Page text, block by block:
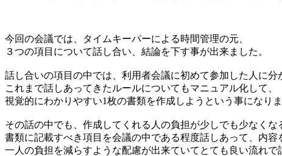
今回の会議では、タイムキーパーによる時間管理の元、
３つの項目について話し合い、結論を下す事が出来ました。
話し合いの項目の中では、利用者会議に初めて参加した人に分
これまで話しあってきたルールについてもマニュアル化して、
視覚的にわかりやすい1枚の書類を作成しようという事になりま
その話の中でも、作成してくれる人の負担が少しでも少なくな
書類に記載すべき項目を会議の中である程度話しあって、内容
一人の負担を減らすような配慮が出来ていてとても良い流れで